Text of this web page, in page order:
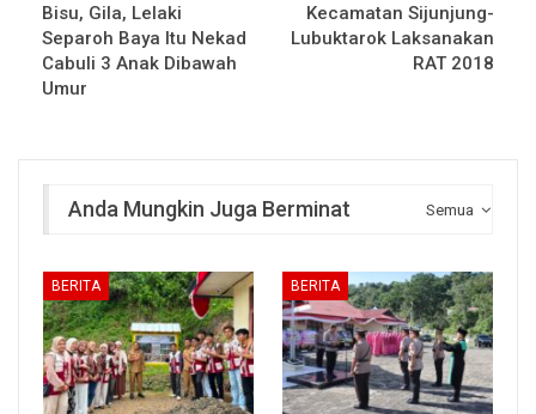
Bisu, Gila, Lelaki
Separoh Baya Itu Nekad
Cabuli 3 Anak Dibawah
Umur
Kecamatan Sijunjung-
Lubuktarok Laksanakan
RAT 2018
Semua
Anda Mungkin Juga Berminat
BERITA BERITA